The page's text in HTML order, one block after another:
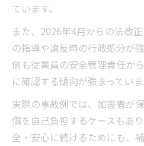
ています。
また、2026年4月からの法改
の指導や違反時の行政処分が
側も従業員の安全管理責任か
に確認する傾向が強まっていま
実際の事故例では、加害者が
償を自己負担するケースもあ
全・安心に続けるためにも、